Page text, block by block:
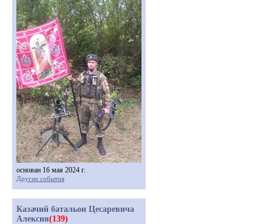
основан 16 мая 2024 г.
Другие события
Казачий батальон Цесаревича
Алексия(139)